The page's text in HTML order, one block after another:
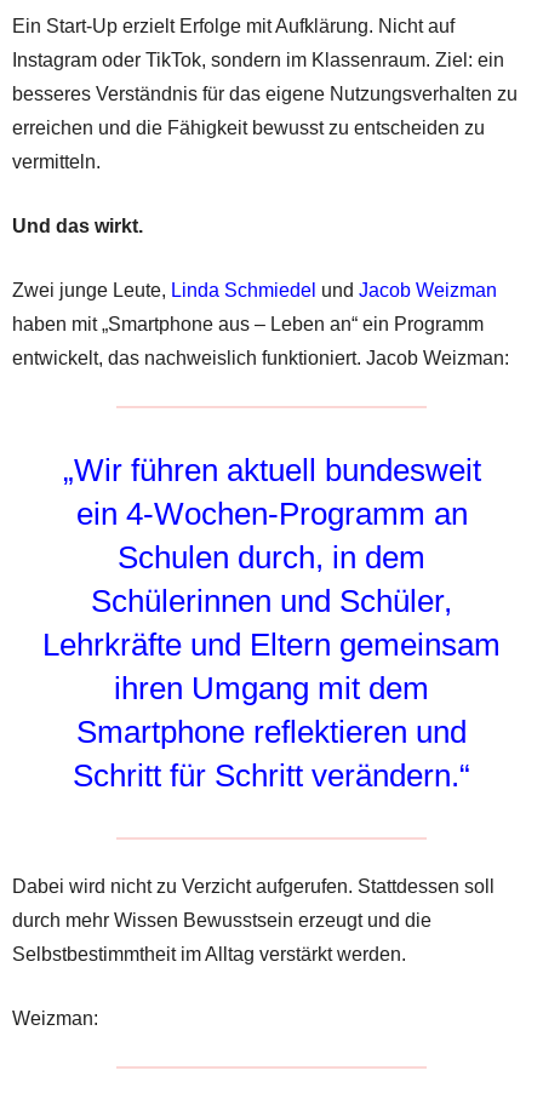
Ein Start-Up erzielt Erfolge mit Aufklärung. Nicht auf
Instagram oder TikTok, sondern im Klassenraum. Ziel: ein
besseres Verständnis für das eigene Nutzungsverhalten zu
erreichen und die Fähigkeit bewusst zu entscheiden zu
vermitteln.
Und das wirkt.
Zwei junge Leute, Linda Schmiedel und Jacob Weizman
haben mit „Smartphone aus – Leben an“ ein Programm
entwickelt, das nachweislich funktioniert. Jacob Weizman:
„Wir führen aktuell bundesweit
ein 4-Wochen-Programm an
Schulen durch, in dem
Schülerinnen und Schüler,
Lehrkräfte und Eltern gemeinsam
ihren Umgang mit dem
Smartphone reflektieren und
Schritt für Schritt verändern.“
Dabei wird nicht zu Verzicht aufgerufen. Stattdessen soll
durch mehr Wissen Bewusstsein erzeugt und die
Selbstbestimmtheit im Alltag verstärkt werden.
Weizman: